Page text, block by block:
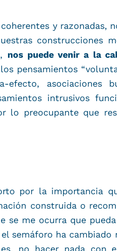
y razonadas,
construcciones
nos puede venir a la
pensamientos
asociaciones
intrusivos
lo preocupante que
por la importancia
construida o
se me ocurra que
semáforo ha cambiado
no hacer nada con